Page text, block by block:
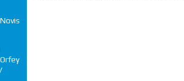
Novis
Orfey